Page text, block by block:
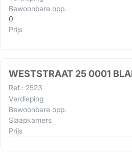
Bewoonbare opp.
0
Prijs
WESTSTRAAT 25 0001
Ref.: 2523
Verdieping
Bewoonbare opp.
Slaapkamers
Prijs